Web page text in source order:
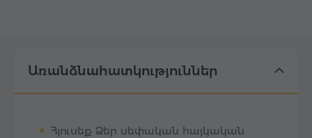
Առանձնահատկություններ
Հյուսեք Ձեր սեփական հայկական